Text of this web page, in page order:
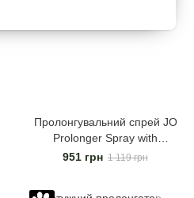
Пролонгувальний спрей JO
Prolonger Spray with
Lidocaine (60 мл), не містить
951 грн 1 119 грн